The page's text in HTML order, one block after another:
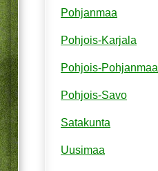
Pohjanmaa
Pohjois-Karjala
Pohjois-Pohjanmaa
Pohjois-Savo
Satakunta
Uusimaa